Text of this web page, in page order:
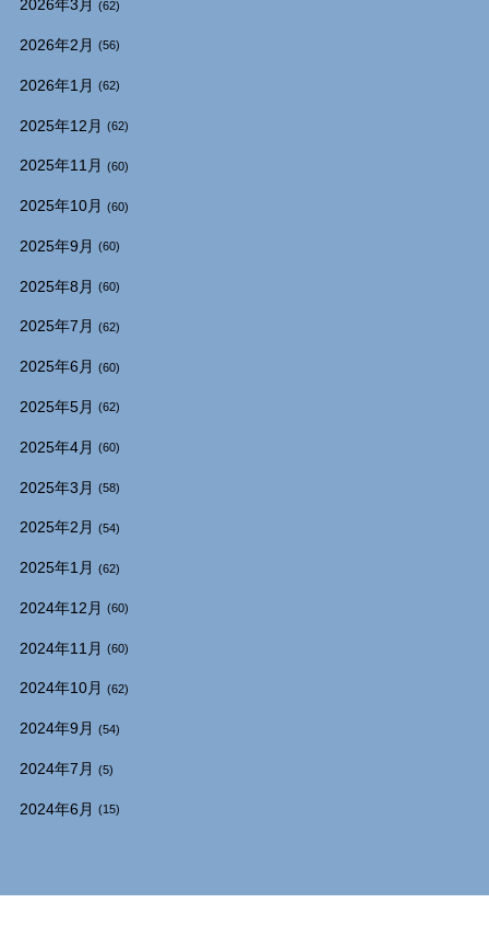
2026年3月 (62)
2026年2月 (56)
2026年1月 (62)
2025年12月 (62)
2025年11月 (60)
2025年10月 (60)
2025年9月 (60)
2025年8月 (60)
2025年7月 (62)
2025年6月 (60)
2025年5月 (62)
2025年4月 (60)
2025年3月 (58)
2025年2月 (54)
2025年1月 (62)
2024年12月 (60)
2024年11月 (60)
2024年10月 (62)
2024年9月 (54)
2024年7月 (5)
2024年6月 (15)